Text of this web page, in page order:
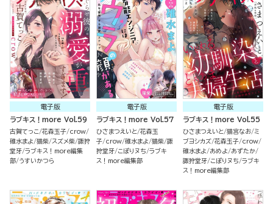
電子版
ラブキス！more Vol.59
古賀てっこ 花森玉子 crow
碓水まよ 猫柴 スズメ柴 諏狩
堂牙 ラブキス！more編集
部 うすいかつら
電子版
ラブキス！more Vol.57
ひさまつえいと 花森玉
子 crow 碓水まよ 猫柴 諏
狩堂牙 こぽりヌち ラブキ
ス！more編集部
電子版
ラブキス！more Vol.55
ひさまつえいと 猫宮なお ミ
ブヨシカズ 花森玉子 crow
碓水まよ
あめよ
あずたか
諏狩堂牙 こぽりヌち ラブキ
ス！more編集部